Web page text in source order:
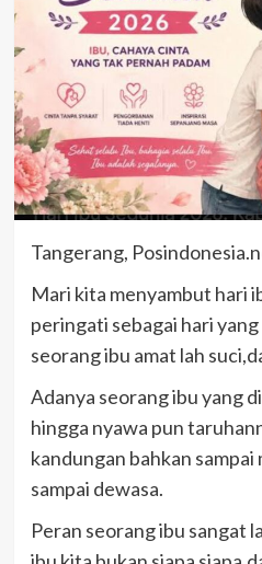
Tangerang,
Mari kita menyambut hari
peringati sebagai hari
seorang ibu amat lah
Adanya seorang ibu yang
hingga nyawa pun
kandungan bahkan
sampai dewasa.
Peran seorang ibu sangat